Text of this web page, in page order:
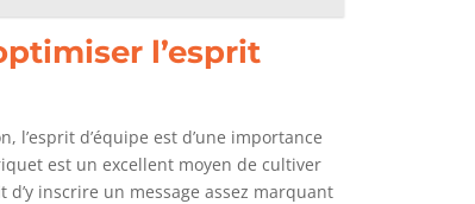
l’esprit
d’équipe est d’une importance
est un excellent moyen de cultiver
inscrire un message assez marquant